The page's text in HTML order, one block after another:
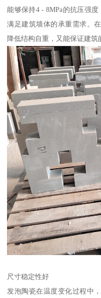
能够保持4 - 8MPa的抗压强
满足建筑墙体的承重需求。
降低结构自重，又能保证建筑
尺寸稳定性好
发泡陶瓷在温度变化过程中